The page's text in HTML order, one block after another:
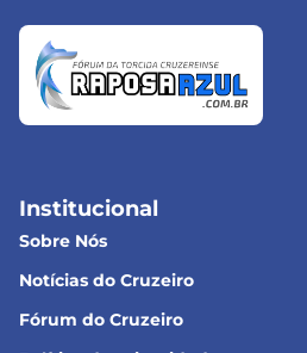
Institucional
Sobre Nós
Notícias do Cruzeiro
Fórum do Cruzeiro